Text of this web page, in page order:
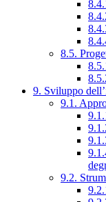
8.5.
9. Sviluppo
9.1.
9.2.